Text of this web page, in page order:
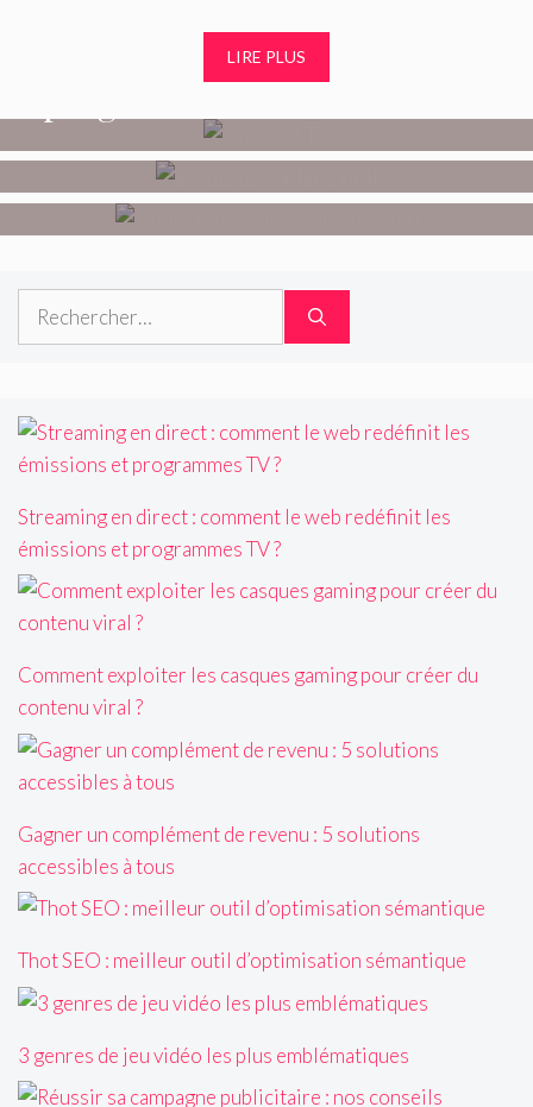
LIRE PLUS
les émissions et
Comment exploiter les
du contenu viral ?
revenu : 5 solutions
accessibles à tous
Rechercher :
Streaming en direct : comment le web redéfinit les
émissions et programmes TV ?
Comment exploiter les casques gaming pour créer du
contenu viral ?
Gagner un complément de revenu : 5 solutions
accessibles à tous
Thot SEO : meilleur outil d’optimisation sémantique
3 genres de jeu vidéo les plus emblématiques